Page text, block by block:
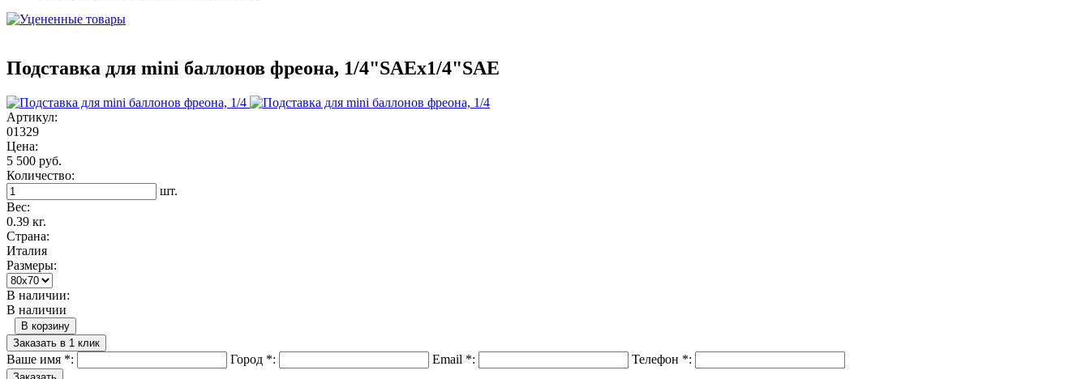
Подставка для mini баллонов фреона, 1/4"SAEх1/4"SAE
Артикул:
01329
Цена:
5 500 руб.
Количество:
шт.
Вес:
0.39 кг.
Страна:
Италия
Размеры:
В наличии:
В наличии
В корзину
Заказать в 1 клик
Ваше имя *: Город *: Email *: Телефон *: